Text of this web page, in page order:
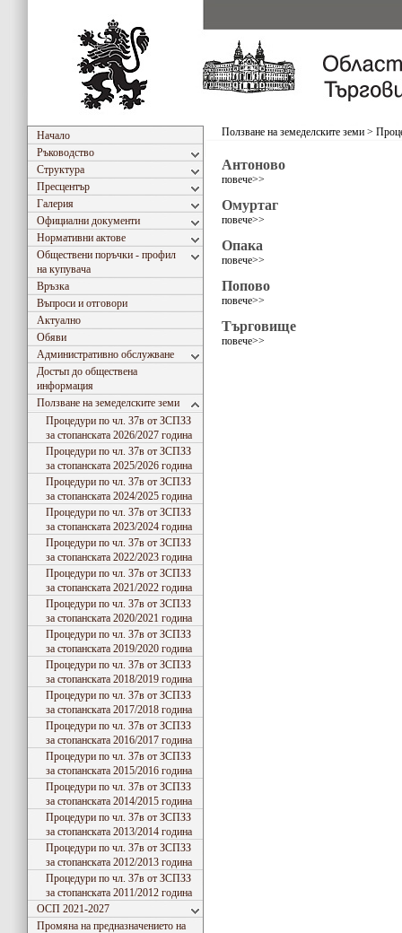
Начало
Ръководство
Структура
Пресцентър
Галерия
Официални документи
Нормативни актове
Обществени поръчки - профил
на купувача
Връзка
Въпроси и отговори
Актуално
Обяви
Административно обслужване
Достъп до обществена
информация
Ползване на земеделските земи
Процедури по чл. 37в от ЗСПЗЗ
за стопанската 2026/2027 година
Процедури по чл. 37в от ЗСПЗЗ
за стопанската 2025/2026 година
Процедури по чл. 37в от ЗСПЗЗ
за стопанската 2024/2025 година
Процедури по чл. 37в от ЗСПЗЗ
за стопанската 2023/2024 година
Процедури по чл. 37в от ЗСПЗЗ
за стопанската 2022/2023 година
Процедури по чл. 37в от ЗСПЗЗ
за стопанската 2021/2022 година
Процедури по чл. 37в от ЗСПЗЗ
за стопанската 2020/2021 година
Процедури по чл. 37в от ЗСПЗЗ
за стопанската 2019/2020 година
Процедури по чл. 37в от ЗСПЗЗ
за стопанската 2018/2019 година
Процедури по чл. 37в от ЗСПЗЗ
за стопанската 2017/2018 година
Процедури по чл. 37в от ЗСПЗЗ
за стопанската 2016/2017 година
Процедури по чл. 37в от ЗСПЗЗ
за стопанската 2015/2016 година
Процедури по чл. 37в от ЗСПЗЗ
за стопанската 2014/2015 година
Процедури по чл. 37в от ЗСПЗЗ
за стопанската 2013/2014 година
Процедури по чл. 37в от ЗСПЗЗ
за стопанската 2012/2013 година
Процедури по чл. 37в от ЗСПЗЗ
за стопанската 2011/2012 година
ОСП 2021-2027
Промяна на предназначението на
Ползване на земеделските земи >
Антоново
повече>>
Омуртаг
повече>>
Опака
повече>>
Попово
повече>>
Търговище
повече>>